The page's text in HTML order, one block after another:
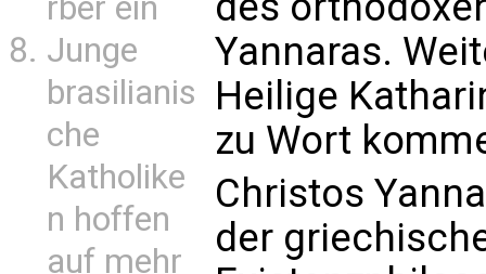
rber ein
Junge
brasilianis
che
Katholike
n hoffen
auf mehr
Yannaras.
Heilige
zu Wort
Christos
der